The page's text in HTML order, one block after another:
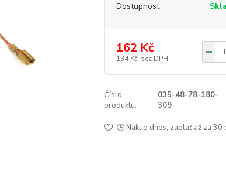
Dostupnost
162 Kč
134 Kč bez DPH
Číslo
produktu:
035-48-78-180-
309
🕒 Nakup dnes, zaplať až za 30